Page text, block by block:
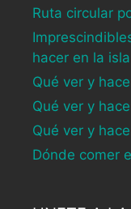
Ruta circular
hacer en la isla
Qué ver y
Qué ver y
Qué ver y
Dónde comer